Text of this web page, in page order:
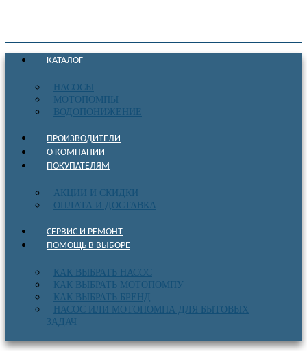
КАТАЛОГ
НАСОСЫ
МОТОПОМПЫ
ВОДОПОНИЖЕНИЕ
ПРОИЗВОДИТЕЛИ
О КОМПАНИИ
ПОКУПАТЕЛЯМ
АКЦИИ И СКИДКИ
ОПЛАТА И ДОСТАВКА
СЕРВИС И РЕМОНТ
ПОМОЩЬ В ВЫБОРЕ
КАК ВЫБРАТЬ НАСОС
КАК ВЫБРАТЬ МОТОПОМПУ
КАК ВЫБРАТЬ БРЕНД
НАСОС ИЛИ МОТОПОМПА ДЛЯ БЫТОВЫХ
ЗАДАЧ